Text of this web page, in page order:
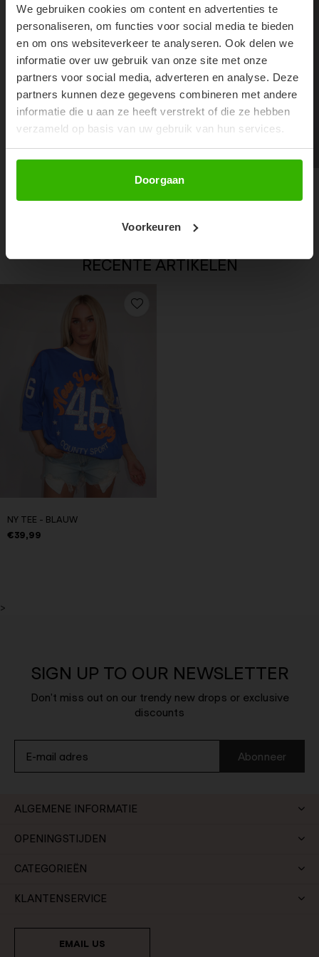
We gebruiken cookies om content en advertenties te
personaliseren, om functies voor social media te bieden
en om ons websiteverkeer te analyseren. Ook delen we
informatie over uw gebruik van onze site met onze
partners voor social media, adverteren en analyse. Deze
partners kunnen deze gegevens combineren met andere
informatie die u aan ze heeft verstrekt of die ze hebben
verzameld op basis van uw gebruik van hun services.
Doorgaan
Voorkeuren
Don't miss out on our trendy new drops or exclusive
RECENTE ARTIKELEN
NY TEE - BLAUW
€39,99
>
SIGN UP TO OUR NEWSLETTER
Don't miss out on our trendy new drops or exclusive
discounts
Abonneer
ALGEMENE INFORMATIE
OPENINGSTIJDEN
CATEGORIEËN
KLANTENSERVICE
EMAIL US